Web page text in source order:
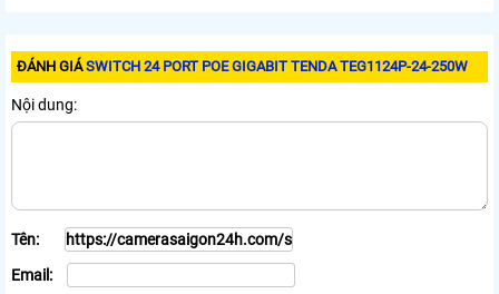
ĐÁNH GIÁSWITCH 24 PORT POE GIGABIT TENDA TEG1124P-24-250W
Nội dung:
Tên:
Email: